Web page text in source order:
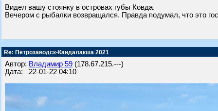
Видел вашу стоянку в островах губы Ковда.
Вечером с рыбалки возвращался. Правда подумал, что это
Re: Петрозаводск-Кандалакша 2021
Автор: Владимир 59 (178.67.215.---)
Дата: 22-01-22 04:10